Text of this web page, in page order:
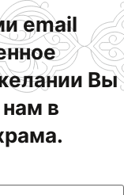
email
Вы
в